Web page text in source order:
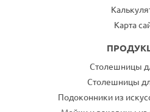
Карта
Столешницы
Столешницы
Подоконники из